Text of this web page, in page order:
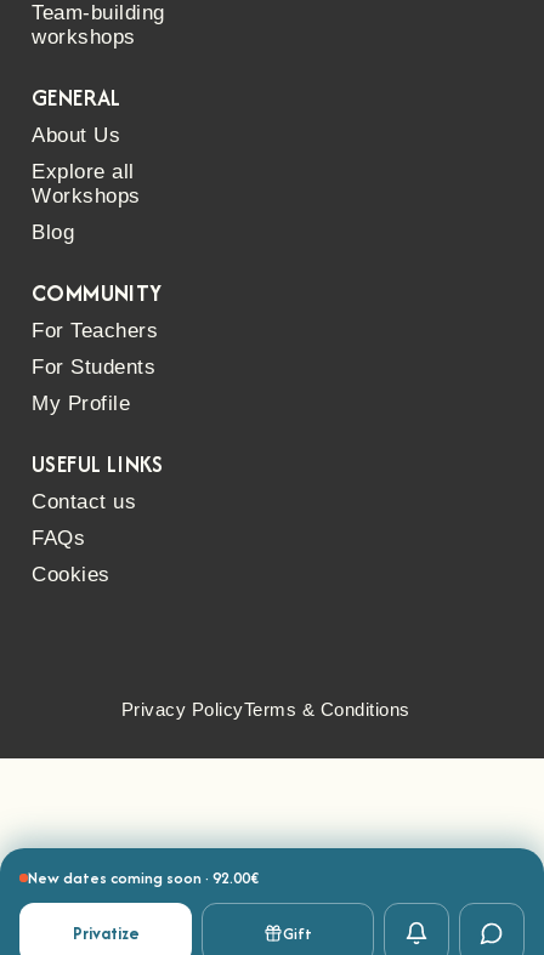
Team-building
workshops
GENERAL
About Us
Explore all
Workshops
Blog
COMMUNITY
For Teachers
For Students
My Profile
USEFUL LINKS
Contact us
FAQs
Cookies
Privacy PolicyTerms & Conditions
New dates coming soon · 92.00€
Privatize Gift